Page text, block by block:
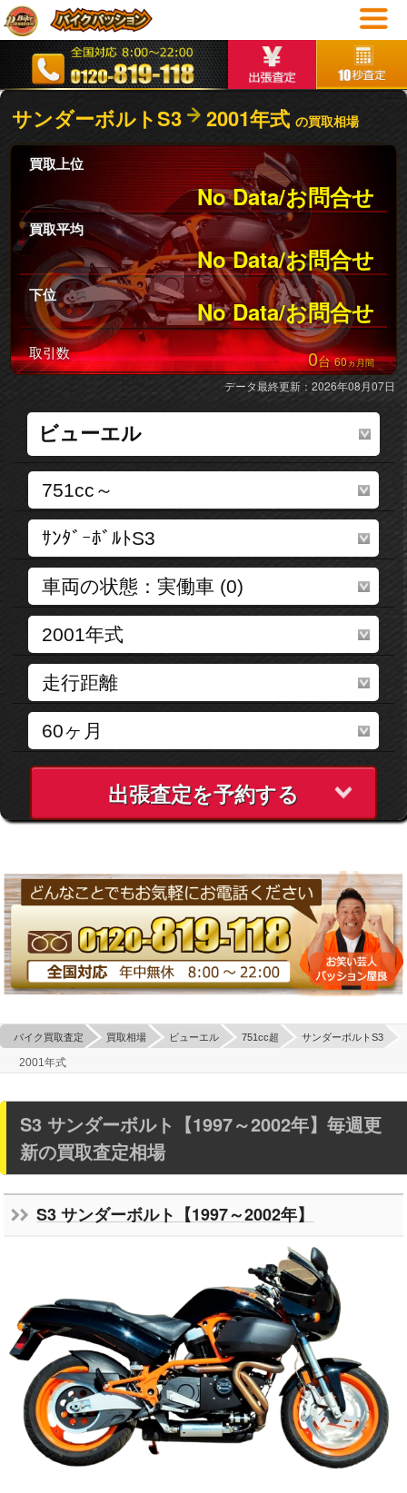
サンダーボルトS3 2001年式の買取相場
買取上位
No Data/お問合せ
買取平均
No Data/お問合せ
下位
No Data/お問合せ
取引数 0台60ヵ月間
データ最終更新：2026年08月07日
出張査定を予約する
バイク買取査定 買取相場 ビューエル 751cc超 サンダーボルトS3
2001年式
S3 サンダーボルト【1997～2002年】毎週更
新の買取査定相場
S3 サンダーボルト【1997～2002年】